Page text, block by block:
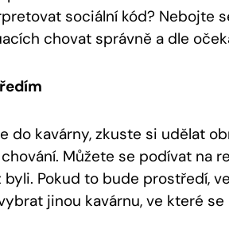
sociální kód? Nebojte
chovat správně a dle
do kavárny, zkuste si udělat
Můžete se podívat na
byli. Pokud to bude prostředí,
jinou kavárnu, ve které